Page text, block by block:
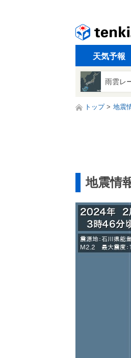
天気予報
雨雲レ
トップ 地震
地震情